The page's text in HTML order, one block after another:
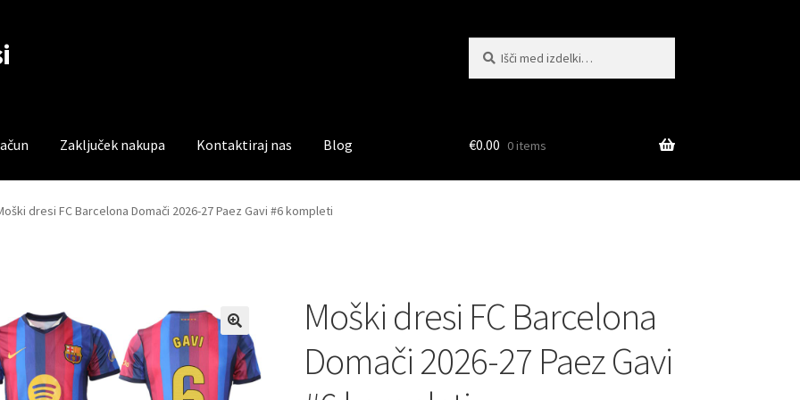
Zaključek nakupa Kontaktiraj nas Blog
Trgovina Zaključek nakupa
€0.00 0 items
dresi FC Barcelona Domači 2026-27 Paez Gavi #6 kompleti
Moški dresi FC Barcelona
Domači 2026-27 Paez Gavi